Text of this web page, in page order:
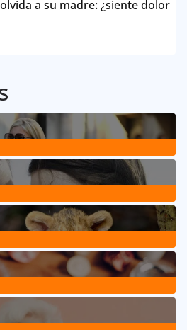
a su madre: ¿siente dolor
192Posts
527Posts
119Posts
39Posts